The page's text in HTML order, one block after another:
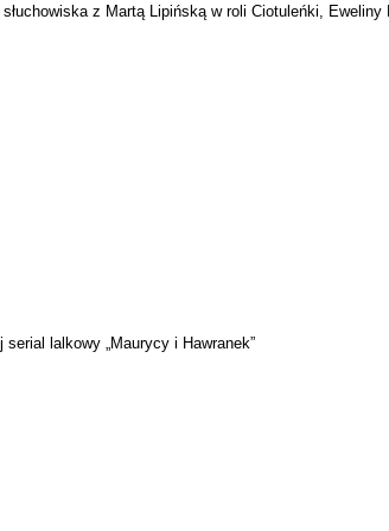
z Martą Lipińską w roli Ciotuleńki, Eweliny
lalkowy „Maurycy i Hawranek”